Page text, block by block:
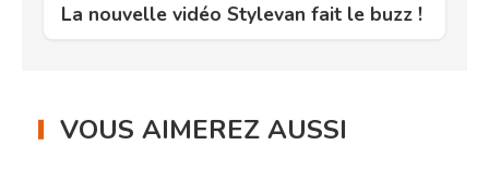
La nouvelle vidéo Stylevan fait le buzz !
VOUS AIMEREZ AUSSI